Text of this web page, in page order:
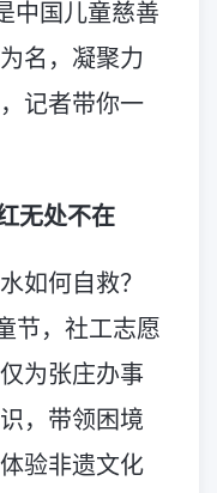
中国儿童慈善
名，凝聚力
记者带你一
无处不在
如何自救？
节，社工志愿
为张庄办事
，带领困境
验非遗文化